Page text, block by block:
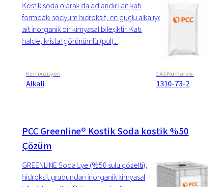
Kostik soda olarak da adlandırılan katı
formdaki sodyum hidroksit, en güçlü alkaliye
ait inorganik bir kimyasal bileşiktir. Katı
halde, kristal görünümlü (pul)...
Kompozisyon
Alkali
CAS Numarası.
1310-73-2
PCC Greenline® Kostik Soda kostik %50
Çözüm
GREENLINE Soda Lye (%50 sulu çözelti),
hidroksit grubundan inorganik kimyasal